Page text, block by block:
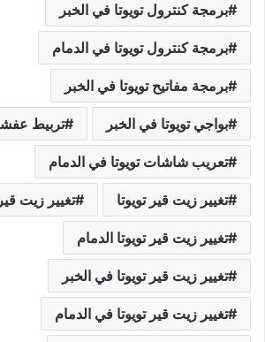
برمجة كنترول تويوتا في الخبر
برمجة كنترول تويوتا في الدمام
برمجة مفاتيح تويوتا في الخبر
بواجي تويوتا في الخبر تربيط
تعريب شاشات تويوتا في الدمام
تغيير زيت قير تويوتا تغيير زيت قير
تغيير زيت قير تويوتا الدمام
تغيير زيت قير تويوتا في الخبر
تغيير زيت قير تويوتا في الدمام